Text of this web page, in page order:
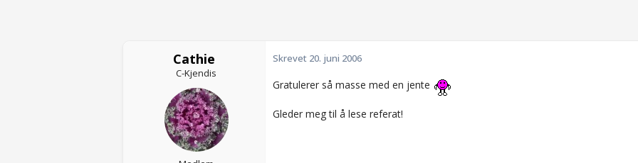
Cathie
C-Kjendis
Skrevet 20. juni 2006
Gratulerer så masse med en jente
Gleder meg til å lese referat!